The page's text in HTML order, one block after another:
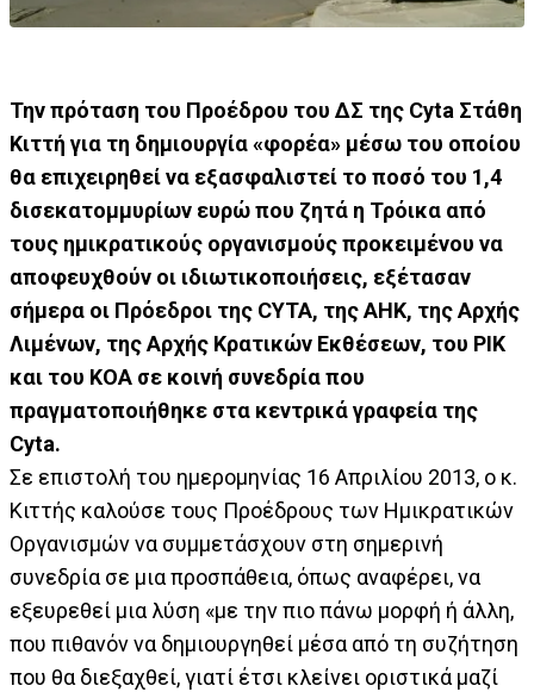
Την πρόταση του Προέδρου του ΔΣ της Cyta Στάθη
Κιττή για τη δημιουργία «φορέα» μέσω του οποίου
θα επιχειρηθεί να εξασφαλιστεί το ποσό του 1,4
δισεκατομμυρίων ευρώ που ζητά η Τρόικα από
τους ημικρατικούς οργανισμούς προκειμένου να
αποφευχθούν οι ιδιωτικοποιήσεις, εξέτασαν
σήμερα οι Πρόεδροι της CYTA, της ΑΗΚ, της Αρχής
Λιμένων, της Αρχής Κρατικών Εκθέσεων, του ΡΙΚ
και του ΚΟΑ σε κοινή συνεδρία που
πραγματοποιήθηκε στα κεντρικά γραφεία της
Cyta.
Σε επιστολή του ημερομηνίας 16 Απριλίου 2013, ο κ.
Κιττής καλούσε τους Προέδρους των Ημικρατικών
Οργανισμών να συμμετάσχουν στη σημερινή
συνεδρία σε μια προσπάθεια, όπως αναφέρει, να
εξευρεθεί μια λύση «με την πιο πάνω μορφή ή άλλη,
που πιθανόν να δημιουργηθεί μέσα από τη συζήτηση
που θα διεξαχθεί, γιατί έτσι κλείνει οριστικά μαζί